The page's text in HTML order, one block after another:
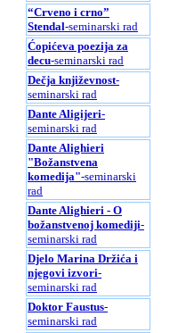
“Crveno i crno”
Stendal-seminarski rad
Ćopićeva poezija za
decu-seminarski rad
Dečja književnost-
seminarski rad
Dante Aligijeri-
seminarski rad
Dante Alighieri
"Božanstvena
komedija"-seminarski
rad
Dante Alighieri - O
božanstvenoj komediji-
seminarski rad
Djelo Marina Držića i
njegovi izvori-
seminarski rad
Doktor Faustus-
seminarski rad